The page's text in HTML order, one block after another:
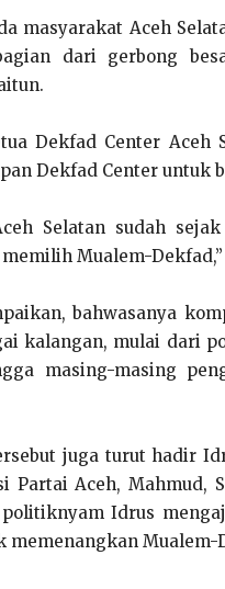
masyarakat Aceh
dari gerbong
Dekfad Center
Dekfad Center untuk
Selatan sudah
Mualem-
bahwasanya
kalangan, mulai dari
masing-masing
juga turut hadir
Partai Aceh, Mahmud,
Idrus
memenangkan Mualem-